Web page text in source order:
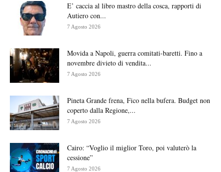
E’ caccia al libro mastro della cosca, rapporti di
Autiero con...
7 Agosto 2026
Movida a Napoli, guerra comitati-baretti. Fino a
novembre divieto di vendita...
7 Agosto 2026
Pineta Grande frena, Fico nella bufera. Budget non
coperto dalla Regione,...
7 Agosto 2026
Cairo: “Voglio il miglior Toro, poi valuterò la
cessione”
7 Agosto 2026